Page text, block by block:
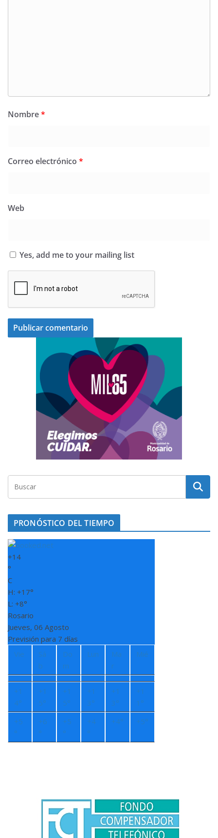
Nombre*
Correo electrónico *
Web
Yes, add me to your mailing list
PRONÓSTICO DEL TIEMPO
+14
°
C
H: +17°
L: +8°
Rosario
Jueves, 06 Agosto
Previsión para 7 días
Vie
Sá
b
Do
m
Lun
Ma
r
Mié
+1
4°
+1
5°
+1
5°
+1
3°
+1
3°
+1
1°
+5
°
+6
°
+5
°
+4
°
+4° +5°